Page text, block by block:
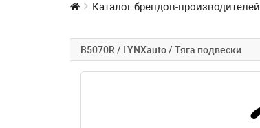
Каталог брендов-производителей
B5070R / LYNXauto / Тяга подвески